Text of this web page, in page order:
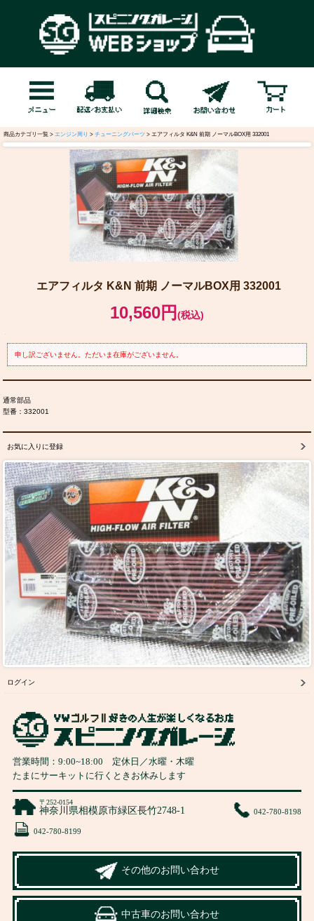
商品カテゴリ一覧 > エンジン周り > チューニングパーツ > エアフィルタ K&N 前期 ノーマルBOX用 332001
エアフィルタ K&N 前期 ノーマルBOX用 332001
10,560円 (税込)
申し訳ございません。ただいま在庫がございません。
通常部品
型番：332001
お気に入りに登録
ログイン
営業時間： 9:00~18:00 定休日／水曜・木曜
たまにサーキットに行くときお休みします
〒252-0154
神奈川県相模原市緑区長竹2748-1 042-780-8198
042-780-8199
その他のお問い合わせ
中古車のお問い合わせ